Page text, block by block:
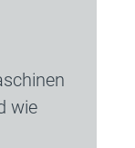
wie